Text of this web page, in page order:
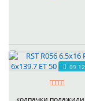
колпачки